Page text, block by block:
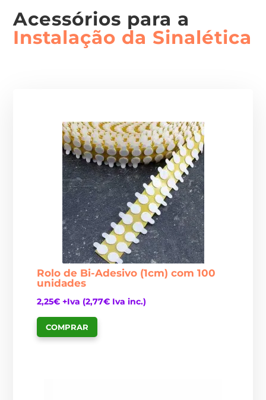
Acessórios para a
Instalação da Sinalética
Rolo de Bi-Adesivo (1cm) com 100
unidades
2,25€ +Iva (2,77€ Iva inc.)
COMPRAR